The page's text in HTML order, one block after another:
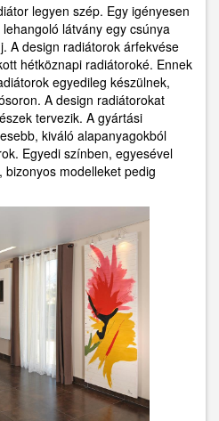
legyen szép. Egy igényesen
látvány egy csúnya
A design radiátorok árfekvése
hétköznapi radiátoroké. Ennek
egyedileg készülnek,
A design radiátorokat
tervezik. A gyártási
kiváló alapanyagokból
Egyedi színben, egyesével
modelleket pedig